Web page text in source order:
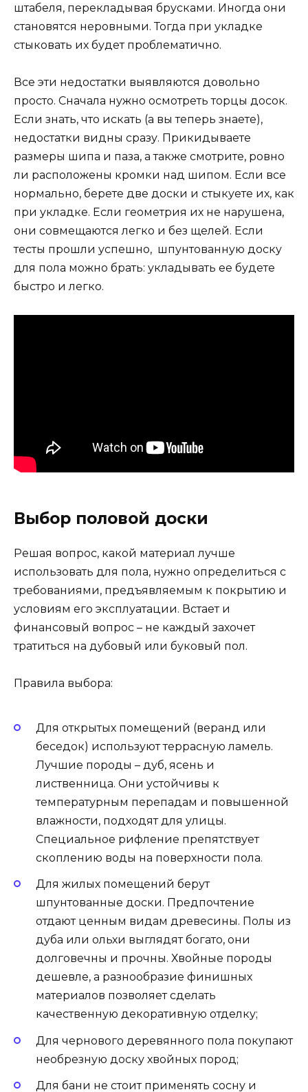
штабеля, перекладывая брусками. Иногда они
становятся неровными. Тогда при укладке
стыковать их будет проблематично.
Все эти недостатки выявляются довольно
просто. Сначала нужно осмотреть торцы досок.
Если знать, что искать (а вы теперь знаете),
недостатки видны сразу. Прикидываете
размеры шипа и паза, а также смотрите, ровно
ли расположены кромки над шипом. Если все
нормально, берете две доски и стыкуете их, как
при укладке. Если геометрия их не нарушена,
они совмещаются легко и без щелей. Если
тесты прошли успешно, шпунтованную доску
для пола можно брать: укладывать ее будете
быстро и легко.
Выбор половой доски
Решая вопрос, какой материал лучше
использовать для пола, нужно определиться с
требованиями, предъявляемым к покрытию и
условиям его эксплуатации. Встает и
финансовый вопрос – не каждый захочет
тратиться на дубовый или буковый пол.
Правила выбора:
Для открытых помещений (веранд или
беседок) используют террасную ламель.
Лучшие породы – дуб, ясень и
лиственница. Они устойчивы к
температурным перепадам и повышенной
влажности, подходят для улицы.
Специальное рифление препятствует
скоплению воды на поверхности пола.
Для жилых помещений берут
шпунтованные доски. Предпочтение
отдают ценным видам древесины. Полы из
дуба или ольхи выглядят богато, они
долговечны и прочны. Хвойные породы
дешевле, а разнообразие финишных
материалов позволяет сделать
качественную декоративную отделку;
Для чернового деревянного пола покупают
необрезную доску хвойных пород;
Для бани не стоит применять сосну и